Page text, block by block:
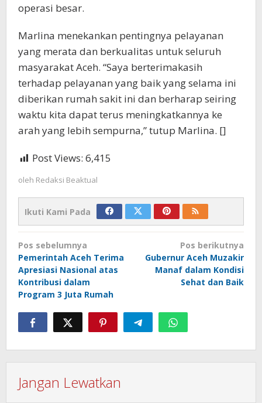
operasi besar.
Marlina menekankan pentingnya pelayanan
yang merata dan berkualitas untuk seluruh
masyarakat Aceh. “Saya berterimakasih
terhadap pelayanan yang baik yang selama ini
diberikan rumah sakit ini dan berharap seiring
waktu kita dapat terus meningkatkannya ke
arah yang lebih sempurna,” tutup Marlina. []
Post Views: 6,415
oleh Redaksi Beaktual
Ikuti Kami Pada
Navigasi
pos
Pos sebelumnya
Pemerintah Aceh Terima
Apresiasi Nasional atas
Kontribusi dalam
Program 3 Juta Rumah
Pos berikutnya
Gubernur Aceh Muzakir
Manaf dalam Kondisi
Sehat dan Baik
Jangan Lewatkan